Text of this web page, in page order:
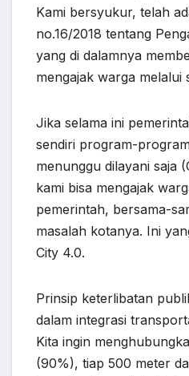
Kami bersyukur, telah
no.16/2018 tentang
yang di dalamnya
mengajak warga melalui
Jika selama ini
sendiri program-
menunggu dilayani saja
kami bisa mengajak
pemerintah, bersama-
masalah kotanya. Ini
City 4.0.
Prinsip keterlibatan
dalam integrasi
Kita ingin
(90%), tiap 500 meter